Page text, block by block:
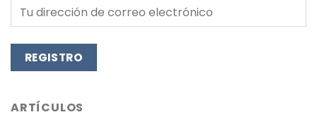
ARTÍCULOS